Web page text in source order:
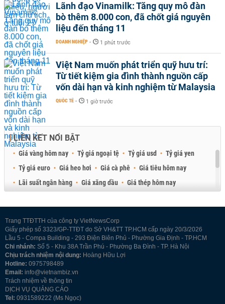
Lãnh đạo Vinamilk: Tăng quy mô đàn
bò thêm 8.000 con, đã chốt giá nguyên
liệu đến tháng 11
DOANH NGHIỆP - 1 phút trước
Việt Nam muốn phát triển quỹ hưu trí:
Từ tiết kiệm gia đình thành nguồn cấp
vốn dài hạn và kinh nghiệm từ Malaysia
QUỐC TẾ - 1 giờ trước
LIÊN KẾT NỔI BẬT
Giá vàng hôm nay Tỷ giá ngoại tệ Tỷ giá usd
Tỷ giá yen
Tỷ giá euro
Giá heo hơi Giá cà phê
Giá tiêu hôm nay
Lãi suất ngân hàng
Giá xăng dầu
Giá thép hôm nay
Trang TTĐTTH của công ty VietNewsCorp
Giấy phép số 3323/GP-TTĐT do Sở VH&TT TP.HCM cấp ngày 20/3/2026
Lầu 5 - Compa Building - 293 Điện Biên Phủ - Phường Gia Định - TP.HCM
Chi nhánh: Số 5 - Khu 38A Trần Phú - Phường Ba Đình - TP. Hà Nội
Chịu trách nhiệm nội dung: Hoàng Hữu Lợi
Hotline: 0975798489
Email: info@vietnambiz.vn
Trách nhiệm về thông tin
DỊCH VỤ QUẢNG CÁO
Tel: 0931589222 (Ms Ngọc)